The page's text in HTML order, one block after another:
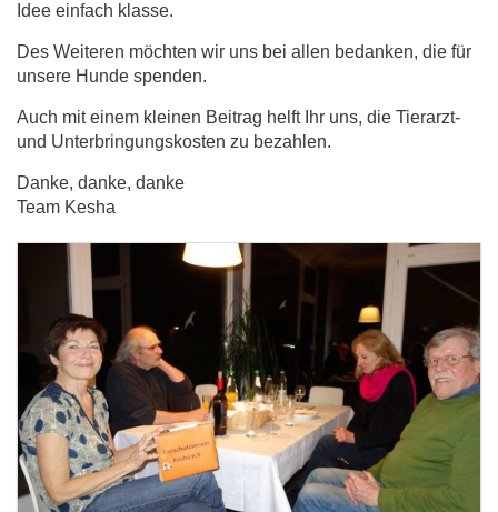
Idee einfach klasse.
Des Weiteren möchten wir uns bei allen bedanken, die für
unsere Hunde spenden.
Auch mit einem kleinen Beitrag helft Ihr uns, die Tierarzt-
und Unterbringungskosten zu bezahlen.
Danke, danke, danke
Team Kesha